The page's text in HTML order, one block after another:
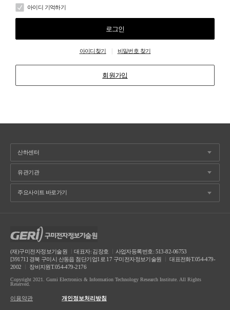
아이디 기억하기
로그인
아이디찾기 비밀번호 찾기
회원가입
(재)구미전자정보기술원 ㅣ대표자: 김장호
사업자등록번호: 513-82-06753
[39171] 경북 구미시 산동읍 첨단기업1로 17 구미전자정보기술원
대표전화T.054-479-
2002
장비지원T.054-479-2176
Copyright 2021. Gumi Electronics & Information Technology Research Institute. All Rights
Reserved.
이용약관 개인정보처리방침